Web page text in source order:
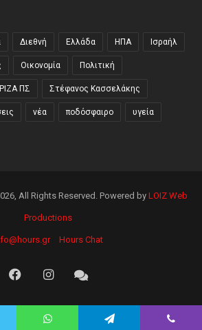
Διεθνή Ελλάδα ΗΠΑ Ισραήλ
Οικονομία Πολιτική
ΠΣ Στέφανος Κασσελάκης
νέα ποδόσφαιρο υγεία
All Rights Reserved. Powered by LOIZ Web
Productions
Hours Chat
FacebookInstagramHours
Chat